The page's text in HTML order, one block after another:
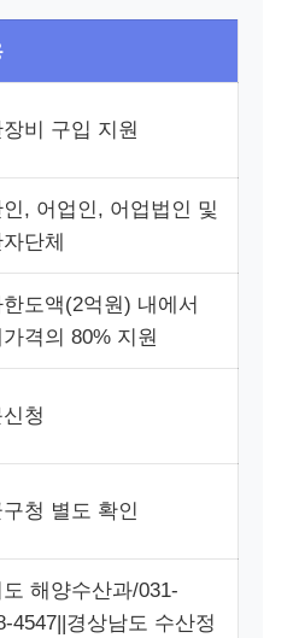
비 구입 지원
인, 어업인, 어업법인 및
단체
도액(2억원) 내에서
격의 80% 지원
청
청 별도 확인
해양수산과/031-
4547||경상남도 수산정